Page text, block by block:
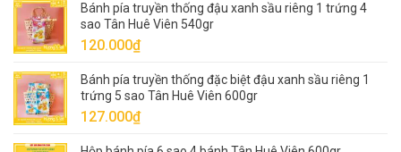
Bánh pía truyền thống đậu xanh sầu riêng 1 trứng 4
sao Tân Huê Viên 540gr
120.000₫
Bánh pía truyền thống đặc biệt đậu xanh sầu riêng 1
trứng 5 sao Tân Huê Viên 600gr
127.000₫